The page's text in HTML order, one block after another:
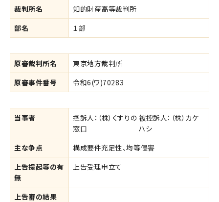
裁判所名
知的財産高等裁判所
部名
１部
原審裁判所名
東京地方裁判所
原審事件番号
令和6(ワ)70283
当事者
控訴人：（株）くすりの
窓口
被控訴人：（株）カケ
ハシ
主な争点
構成要件充足性、均等侵害
上告提起等の有
無
上告受理申立て
上告審の結果